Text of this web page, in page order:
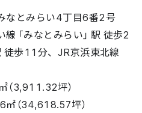
みらい4丁目6番2号
みなとみらい」駅 徒歩2
徒歩11分、JR京浜東北線
3,911.32坪）
（34,618.57坪）